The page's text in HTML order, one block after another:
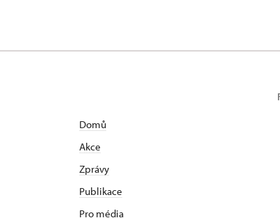
Domů
Akce
Zprávy
Publikace
Pro média